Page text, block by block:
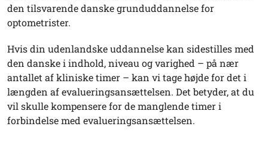
den tilsvarende danske grunduddannelse for
optometrister.
Hvis din udenlandske uddannelse kan sidestilles med
den danske i indhold, niveau og varighed – på nær
antallet af kliniske timer – kan vi tage højde for det i
længden af evalueringsansættelsen. Det betyder, at du
vil skulle kompensere for de manglende timer i
forbindelse med evalueringsansættelsen.